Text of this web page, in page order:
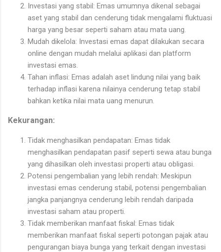
Investasi yang stabil: Emas umumnya dikenal sebagai
aset yang stabil dan cenderung tidak mengalami fluktuasi
harga yang besar seperti saham atau mata uang.
Mudah dikelola: Investasi emas dapat dilakukan secara
online dengan mudah melalui aplikasi dan platform
investasi emas.
Tahan inflasi: Emas adalah aset lindung nilai yang baik
terhadap inflasi karena nilainya cenderung tetap stabil
bahkan ketika nilai mata uang menurun.
Kekurangan:
Tidak menghasilkan pendapatan: Emas tidak
menghasilkan pendapatan pasif seperti sewa atau bunga
yang dihasilkan oleh investasi properti atau obligasi.
Potensi pengembalian yang lebih rendah: Meskipun
investasi emas cenderung stabil, potensi pengembalian
jangka panjangnya cenderung lebih rendah daripada
investasi saham atau properti.
Tidak memberikan manfaat fiskal: Emas tidak
memberikan manfaat fiskal seperti potongan pajak atau
pengurangan biaya bunga yang terkait dengan investasi